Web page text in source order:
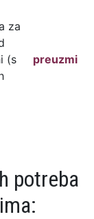
za
(s
preuzmi
potreba